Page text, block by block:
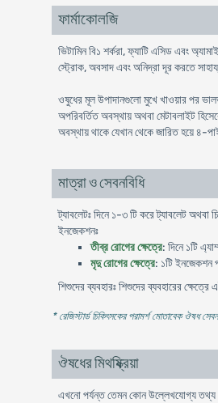
ফার্মাকোলজি
ভিটামিন বি১ শর্করা, ফ্যাটি এসিড এবং
স্ট্রোক, অবসাদ এবং অনিদ্রা দূর করতে
ওষুধের মূল উপাদানগুলো মুখে খাওয়ার পর
অপরিবর্তিত অবস্থায় অথবা মেটাবলাইট
অবস্থায় থাকে যেখান থেকে জারিত হয়ে ৪-
মাত্রা ও সেবনবিধি
ট্যাবলেটঃ দিনে ১-৩ টি করে ট্যাবলেট অথবা
ইনজেকশনঃ
তীব্র রোগের ক্ষেত্রে: দিনে ১টি
মৃদু রোগের ক্ষেত্রে: ১টি ইনজেকশন
শিশুদের ব্যবহারঃ শিশুদের ব্যবহারের
* রেজিস্টার্ড চিকিৎসকের পরামর্শ মোতাবেক ঔষধ
ঔষধের মিথষ্ক্রিয়া
এখনো পর্যন্ত তেমন কোন উল্লেখযোগ্য তথ্য